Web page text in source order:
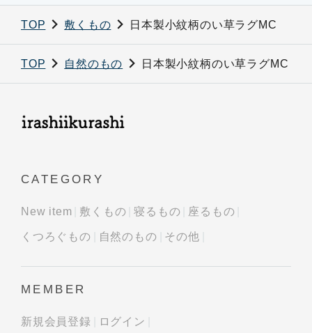
TOP 敷くもの 日本製小紋柄のい草ラグMC
TOP 自然のもの 日本製小紋柄のい草ラグMC
CATEGORY
New item 敷くもの 寝るもの 座るもの
くつろぐもの 自然のもの その他
MEMBER
新規会員登録 ログイン